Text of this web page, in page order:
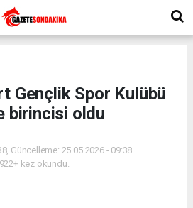
Gençlik Spor Kulübü
birincisi oldu
Güncelleme: 25.05.2026 - 09:38
922+ kez okundu.